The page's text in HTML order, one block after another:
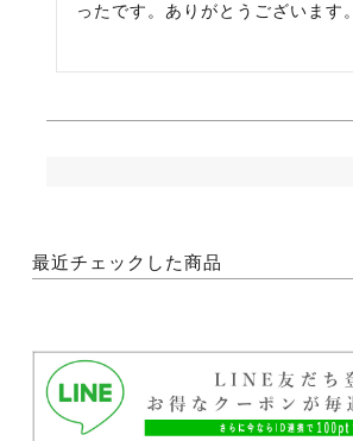
ったです。ありがとうございます。
最近チェックした商品